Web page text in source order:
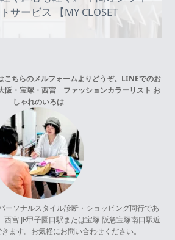
サービス 【MY CLOSET
こちらのメルフォームよりどうぞ。LINEでのお
阪・宝塚・西宮 ファッションカラーリスト お
しゃれのいろは
ーソナルスタイル診断・ショッピング同行であ
宮 JR甲子園口駅または宝塚 阪急宝塚南口駅近
ます。お気軽にお問い合わせください。